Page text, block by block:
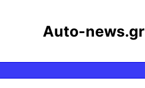
Auto-news.gr